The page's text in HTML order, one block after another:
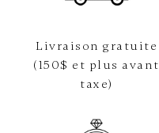
Livraison gratuite
(150$ et plus avant
taxe)